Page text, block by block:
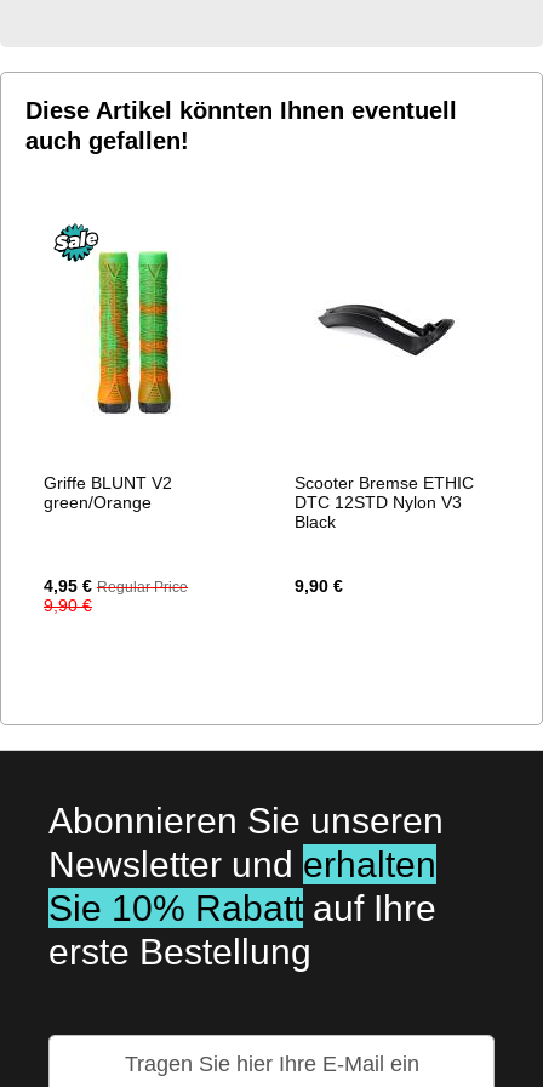
Diese Artikel könnten Ihnen eventuell
auch gefallen!
Griffe BLUNT V2
green/Orange
Special
Price
4,95 € Regular Price
9,90 €
Scooter Bremse ETHIC
DTC 12STD Nylon V3
Black
9,90 €
Abonnieren Sie unseren
Newsletter und erhalten
Sie 10% Rabatt auf Ihre
erste Bestellung